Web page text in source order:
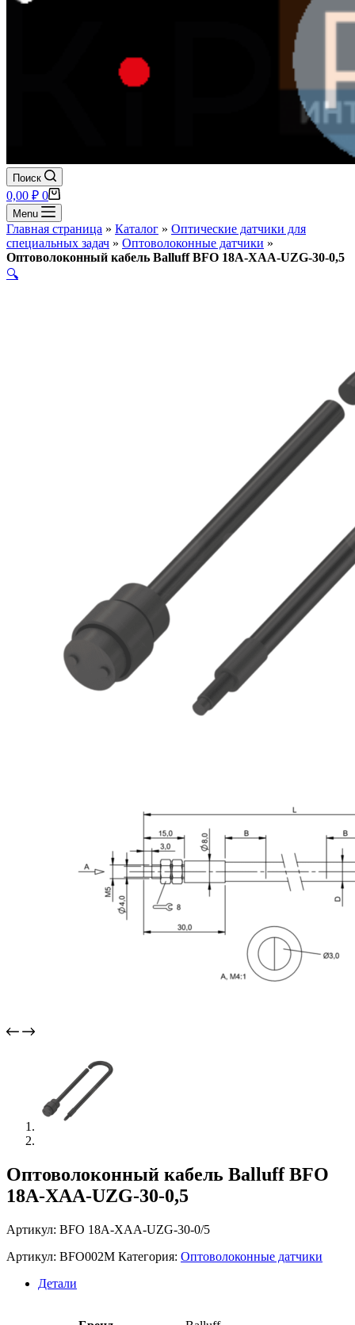
Поиск
Корзина
0,00 ₽ 0
Menu
Главная страница » Каталог » Оптические датчики для
специальных задач » Оптоволоконные датчики »
Оптоволоконный кабель Balluff BFO 18A-XAA-UZG-30-0,5
🔍
Оптоволоконный кабель Balluff BFO
18A-XAA-UZG-30-0,5
Артикул: BFO 18A-XAA-UZG-30-0/5
Артикул: BFO002M Категория: Оптоволоконные датчики
Детали